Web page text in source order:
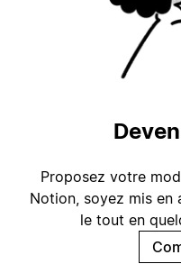
Proposez votre
Notion, soyez mis en
le tout en